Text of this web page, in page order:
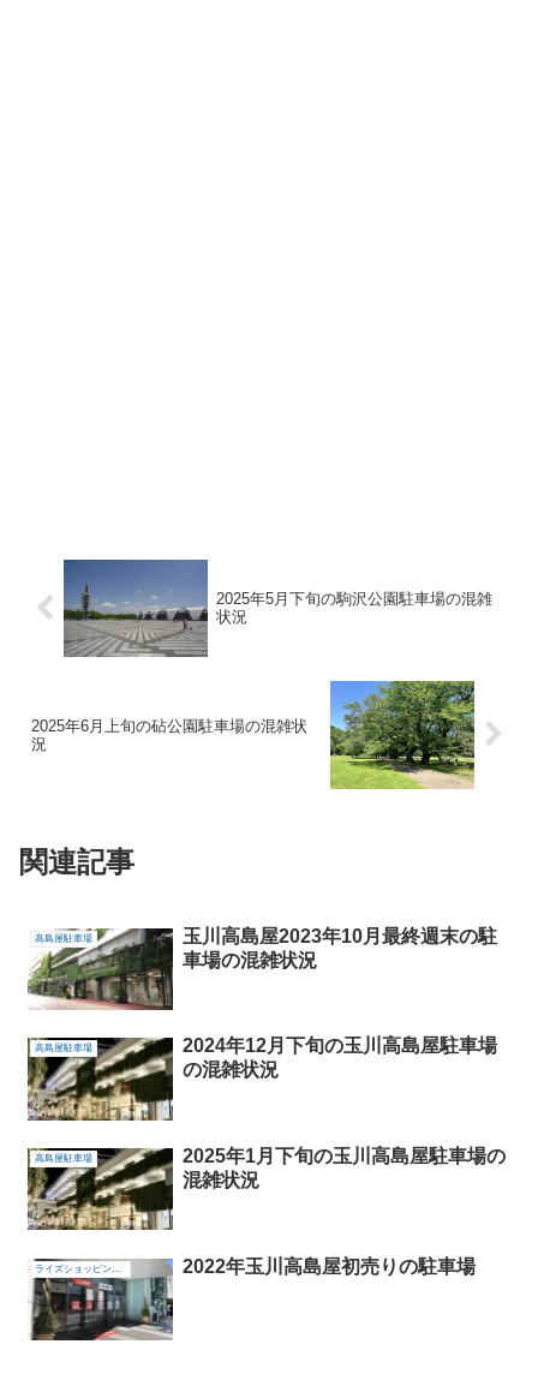
2025年5月下旬の駒沢公園駐車場の混雑
状況
2025年6月上旬の砧公園駐車場の混雑状
況
関連記事
高島屋駐車場
玉川高島屋2023年10月最終週末の駐
車場の混雑状況
高島屋駐車場
2024年12月下旬の玉川高島屋駐車場
の混雑状況
高島屋駐車場
2025年1月下旬の玉川高島屋駐車場の
混雑状況
ライズショッピングセンター 2022年玉川高島屋初売りの駐車場